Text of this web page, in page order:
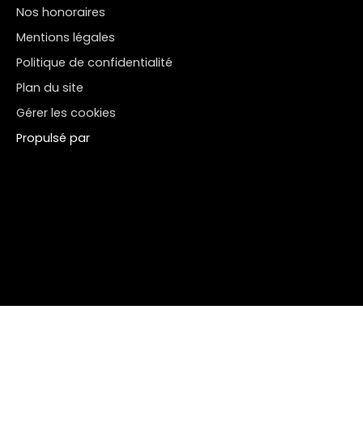
Nos honoraires
Mentions légales
Politique de confidentialité
Plan du site
Gérer les cookies
Propulsé par